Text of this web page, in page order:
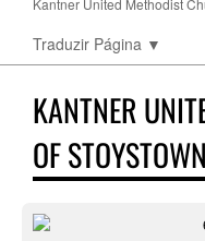
Kantner United Methodist
Traduzir Página ▼
KANTNER
OF STOYSTOWN